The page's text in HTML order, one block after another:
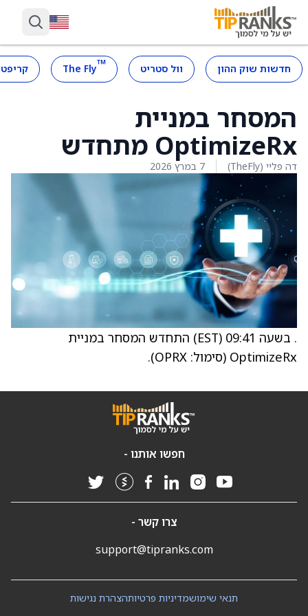
חדשות שוק ההון וול סטריט ™
The Fly
המסחר במניית
OptimizeRx מתחדש
דה פליי (TheFly) 7 במרץ 2026
. בשעה 09:41 (EST) התחדש המסחר במניית
OptimizeRx (סימול: OPRX).
חפשו אותנו -
צרו קשר -
support@tipranks.com
הצהרת נגישותמדיניות פרטיותתנאי שימוש